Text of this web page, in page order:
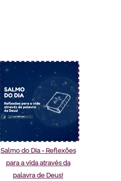
Salmo do Dia - Reflexões
para a vida através da
palavra de Deus!